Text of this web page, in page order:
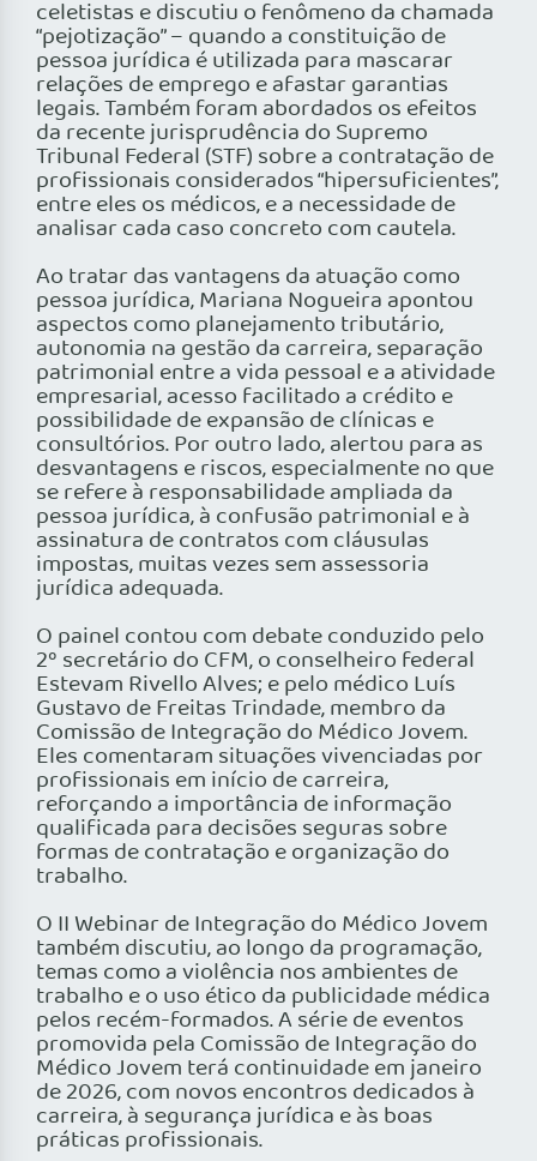
celetistas e discutiu o fenômeno da chamada
“pejotização” – quando a constituição de
pessoa jurídica é utilizada para mascarar
relações de emprego e afastar garantias
legais. Também foram abordados os efeitos
da recente jurisprudência do Supremo
Tribunal Federal (STF) sobre a contratação de
profissionais considerados “hipersuficientes”,
entre eles os médicos, e a necessidade de
analisar cada caso concreto com cautela.
Ao tratar das vantagens da atuação como
pessoa jurídica, Mariana Nogueira apontou
aspectos como planejamento tributário,
autonomia na gestão da carreira, separação
patrimonial entre a vida pessoal e a atividade
empresarial, acesso facilitado a crédito e
possibilidade de expansão de clínicas e
consultórios. Por outro lado, alertou para as
desvantagens e riscos, especialmente no que
se refere à responsabilidade ampliada da
pessoa jurídica, à confusão patrimonial e à
assinatura de contratos com cláusulas
impostas, muitas vezes sem assessoria
jurídica adequada.
O painel contou com debate conduzido pelo
2º secretário do CFM, o conselheiro federal
Estevam Rivello Alves; e pelo médico Luís
Gustavo de Freitas Trindade, membro da
Comissão de Integração do Médico Jovem.
Eles comentaram situações vivenciadas por
profissionais em início de carreira,
reforçando a importância de informação
qualificada para decisões seguras sobre
formas de contratação e organização do
trabalho.
O II Webinar de Integração do Médico Jovem
também discutiu, ao longo da programação,
temas como a violência nos ambientes de
trabalho e o uso ético da publicidade médica
pelos recém-formados. A série de eventos
promovida pela Comissão de Integração do
Médico Jovem terá continuidade em janeiro
de 2026, com novos encontros dedicados à
carreira, à segurança jurídica e às boas
práticas profissionais.